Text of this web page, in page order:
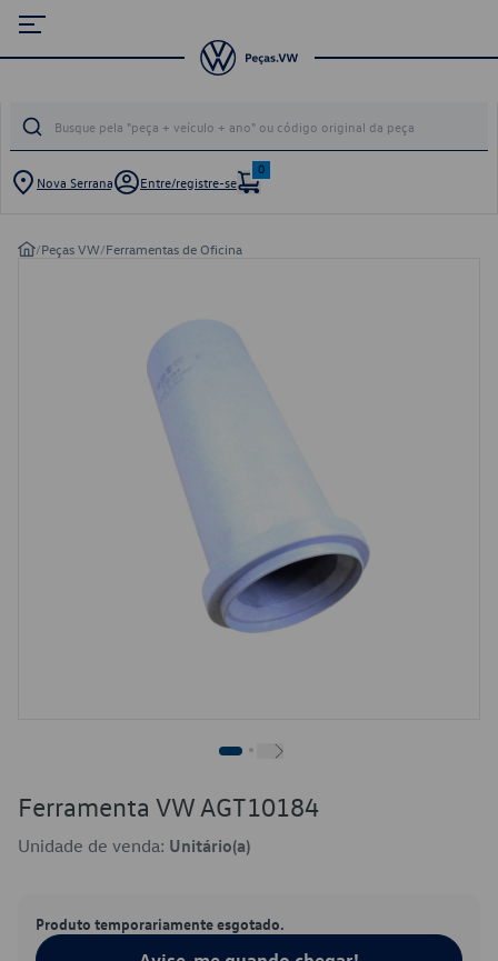
Nova Serrana Entre/registre-se
0
/Peças VW/Ferramentas de Oficina
Ferramenta VW AGT10184
Unidade de venda: Unitário(a)
Produto temporariamente esgotado.